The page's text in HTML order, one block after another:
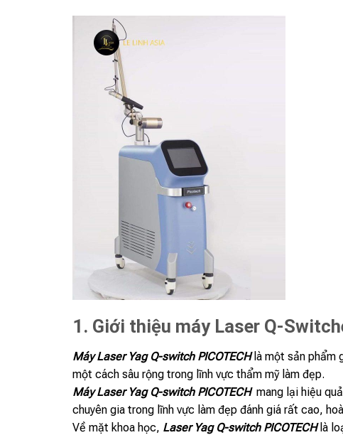
1. Giới thiệu máy Laser Q-
Máy Laser Yag Q-switch PICOTECHlà một sản phẩm
một cách sâu rộng trong lĩnh vực thẩm mỹ làm đẹp.
Máy Laser Yag Q-switch PICOTECH mang lại hiệu
chuyên gia trong lĩnh vực làm đẹp đánh giá rất cao,
Về mặt khoa học, Laser Yag Q-switch PICOTECHlà